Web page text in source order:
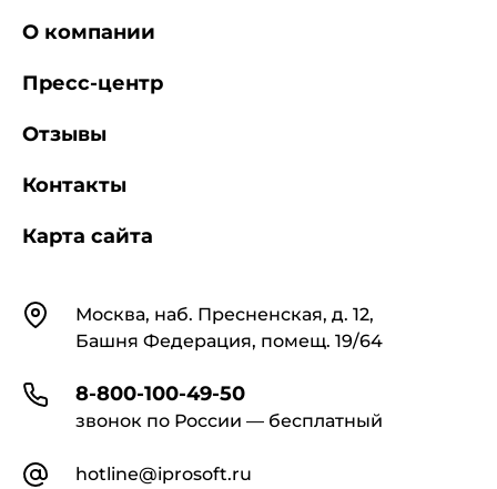
КонтактыМосква, наб. Пресненская, д. 12,
Башня Федерация, помещ. 19/64
8-800-100-49-50
звонок по России — бесплатный
hotline@iprosoft.ru
О компании
Пресс-центр
Отзывы
Контакты
Карта сайта